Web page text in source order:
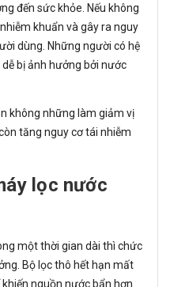
đến sức khỏe. Nếu không
khuẩn và gây ra nguy
dùng. Những người có hệ
bị ảnh hưởng bởi nước
không những làm giảm vị
tăng nguy cơ tái nhiễm
lọc nước
một thời gian dài thì chức
Bộ lọc thô hết hạn mất
nguồn nước bẩn hơn